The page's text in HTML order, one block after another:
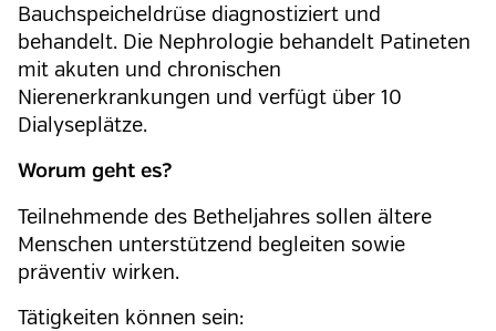
Bauchspeicheldrüse diagnostiziert und
behandelt. Die Nephrologie behandelt Patineten
mit akuten und chronischen
Nierenerkrankungen und verfügt über 10
Dialyseplätze.
Worum geht es?
Teilnehmende des Betheljahres sollen ältere
Menschen unterstützend begleiten sowie
präventiv wirken.
Tätigkeiten können sein: